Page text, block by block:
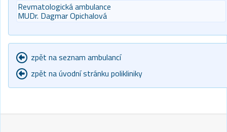
Revmatologická ambulance
MUDr. Dagmar Opichalová
zpět na seznam ambulancí
zpět na úvodní stránku polikliniky